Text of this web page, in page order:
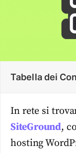
Tabella dei
In rete si
SiteGround,
hosting